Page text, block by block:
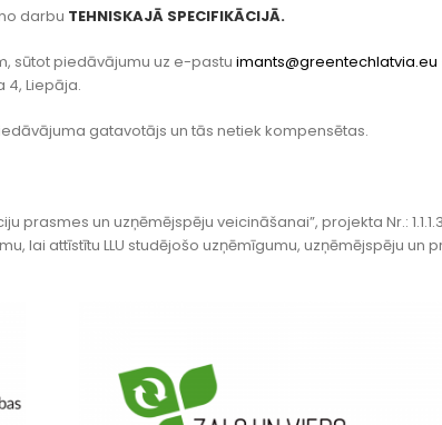
darbu TEHNISKAJĀ SPECIFIKĀCIJĀ.
sūtot piedāvājumu uz e-pastu imants@greentechlatvia.eu
4, Liepāja.
gatavotājs un tās netiek kompensētas.
prasmes un uzņēmējspēju veicināšanai”, projekta Nr.:
lai attīstītu LLU studējošo uzņēmīgumu, uzņēmējspēju